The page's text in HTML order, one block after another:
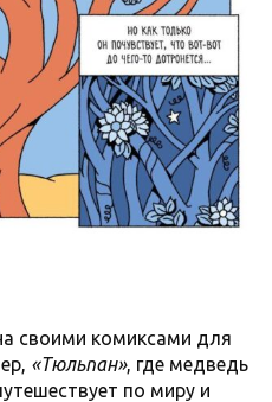
своими комиксами для
«Тюльпан», где медведь
по миру и